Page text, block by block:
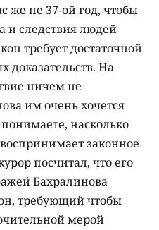
же не 37-ой год, чтобы
и следствия людей
требует достаточной
доказательств. На
ничем не
им очень хочется
насколько
законное
посчитал, что его
Бахралинова
требующий чтобы
мерой